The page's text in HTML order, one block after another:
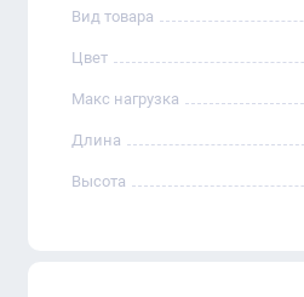
Совместим с разными
Вид товара
Цвет
Макс нагрузка
Длина
Высота